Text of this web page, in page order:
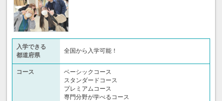
入学できる
都道府県
全国から入学可能！
コース
ベーシックコース
スタンダードコース
プレミアムコース
専門分野が学べるコース